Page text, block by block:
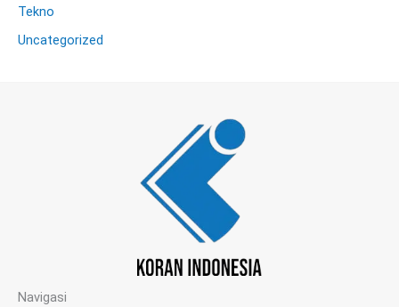
Tekno
Uncategorized
Navigasi